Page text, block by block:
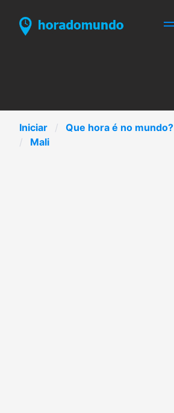
Iniciar Que hora é no mundo?
Mali